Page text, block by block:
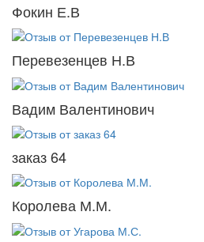
Фокин Е.В
Перевезенцев Н.В
Вадим Валентинович
заказ 64
Королева М.М.